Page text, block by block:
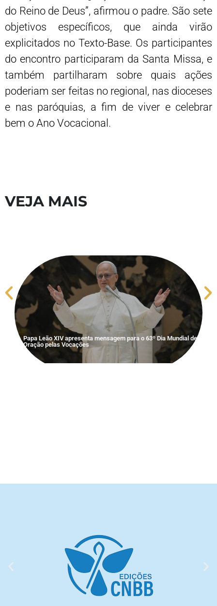
do Reino de Deus”, afirmou o padre. São sete
objetivos específicos, que ainda virão
explicitados no Texto-Base. Os participantes
do encontro participaram da Santa Missa, e
também partilharam sobre quais ações
poderiam ser feitas no regional, nas dioceses
e nas paróquias, a fim de viver e celebrar
bem o Ano Vocacional.
VEJA MAIS
Papa Leão XIV apresenta mensagem para o 63º Dia Mundial de
Oração pelas Vocações